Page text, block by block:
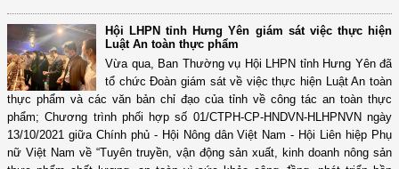
Hội LHPN tỉnh Hưng Yên giám sát việc thực hiện
Luật An toàn thực phẩm
Vừa qua, Ban Thường vụ Hội LHPN tỉnh Hưng Yên đã
tổ chức Đoàn giám sát về việc thực hiện Luật An toàn
thực phẩm và các văn bản chỉ đạo của tỉnh về công tác an toàn thực
phẩm; Chương trình phối hợp số 01/CTPH-CP-HNDVN-HLHPNVN ngày
13/10/2021 giữa Chính phủ - Hội Nông dân Việt Nam - Hội Liên hiệp Phụ
nữ Việt Nam về “Tuyên truyền, vận động sản xuất, kinh doanh nông sản